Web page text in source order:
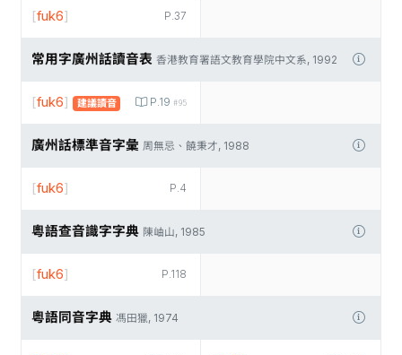
P.37
[fuk6]
常用字廣州話讀音表 香港教育署語文教育學院中文系, 1992
P.19 #95
[fuk6] 建議讀音
廣州話標準音字彙 周無忌、饒秉才, 1988
P.4
[fuk6]
粵語查音識字字典 陳岫山, 1985
P.118
[fuk6]
粵語同音字典 馮田獵, 1974